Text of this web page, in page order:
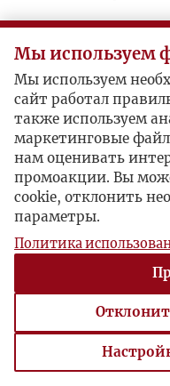
Nasz
można pobrać
laureatach
Giedroycia,
śmierci dwu
Literackiego.
Мы используем
Мы используем
сайт работал
также используем
маркетинговые
нам оценивать
промоакции. Вы
cookie, отклонить
параметры.
Политика
Настройки файлов cookie